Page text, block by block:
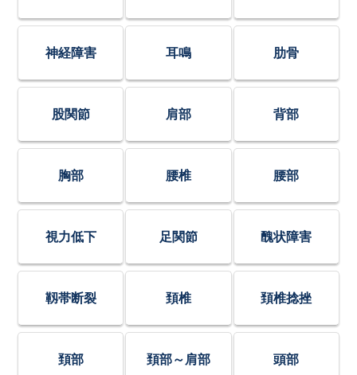
神経障害 耳鳴 肋骨
股関節 肩部 背部
胸部 腰椎 腰部
視力低下 足関節 醜状障害
靱帯断裂 頚椎 頚椎捻挫
頚部 頚部～肩部 頭部